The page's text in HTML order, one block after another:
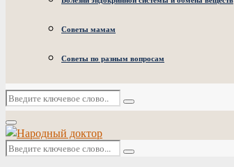
Советы мамам
Советы по разным вопросам
Искать:
Поиск
Основное
меню
Искать:
Поиск